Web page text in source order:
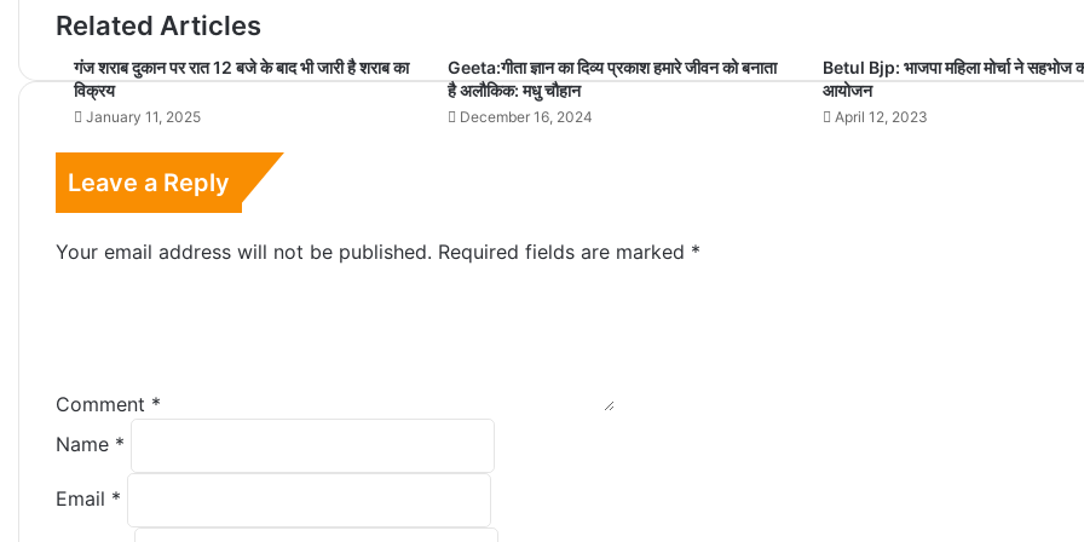
Related Articles
गंज शराब दुकान पर रात 12 बजे के बाद भी जारी है शराब का
विक्रय
January 11, 2025
Geeta:गीता ज्ञान का दिव्य प्रकाश हमारे जीवन को बनाता
है अलौकिक: मधु चौहान
December 16, 2024
Betul Bjp: भाजपा महिला मोर्चा ने सहभोज
आयोजन
April 12, 2023
Leave a Reply
Your email address will not be published. Required fields are marked *
Comment *
Name *
Email *